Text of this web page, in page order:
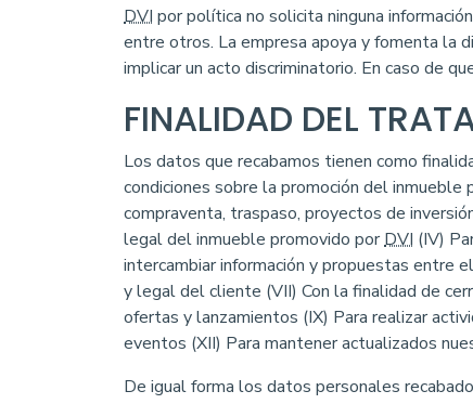
DVI por política no solicita ninguna
entre otros. La empresa apoya y fomenta la
implicar un acto discriminatorio. En caso de
FINALIDAD DEL
Los datos que recabamos tienen como
condiciones sobre la promoción del
compraventa, traspaso, proyectos de
legal del inmueble promovido porDVI (IV)
intercambiar información y propuestas entre
y legal del cliente (VII) Con la finalidad de
ofertas y lanzamientos (IX) Para realizar
eventos (XII) Para mantener actualizados
De igual forma los datos personales